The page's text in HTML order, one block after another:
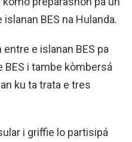
BES na Hulanda.
e islanan BES pa
i tambe kòmbersá
ku ta trata e tres
i griffie lo partisipá